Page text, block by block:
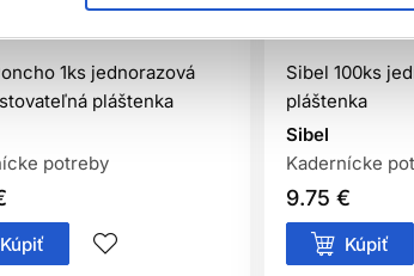
distribúcia
1ks jednorazová
pláštenka
potreby
Kúpiť
Oficiálna
Sibel 100ks
pláštenka
Sibel
Kadernícke
9.75 €
Kúpiť